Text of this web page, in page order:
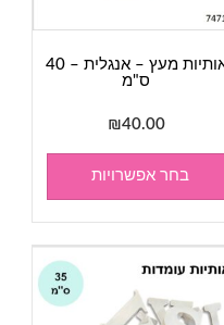
אותיות מעץ – אנגלית – 40
ס"מ
₪40.00
בחר אפשרויות